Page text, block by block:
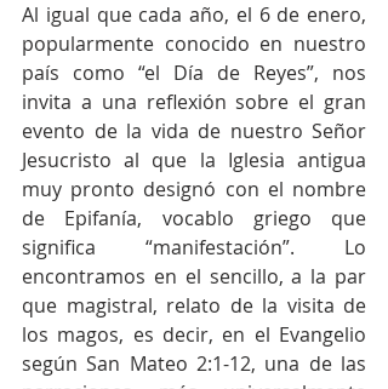
Al igual que cada año, el 6 de enero,
popularmente conocido en nuestro
país como “el Día de Reyes”, nos
invita a una reflexión sobre el gran
evento de la vida de nuestro Señor
Jesucristo al que la Iglesia antigua
muy pronto designó con el nombre
de Epifanía, vocablo griego que
significa “manifestación”. Lo
encontramos en el sencillo, a la par
que magistral, relato de la visita de
los magos, es decir, en el Evangelio
según San Mateo 2:1-12, una de las